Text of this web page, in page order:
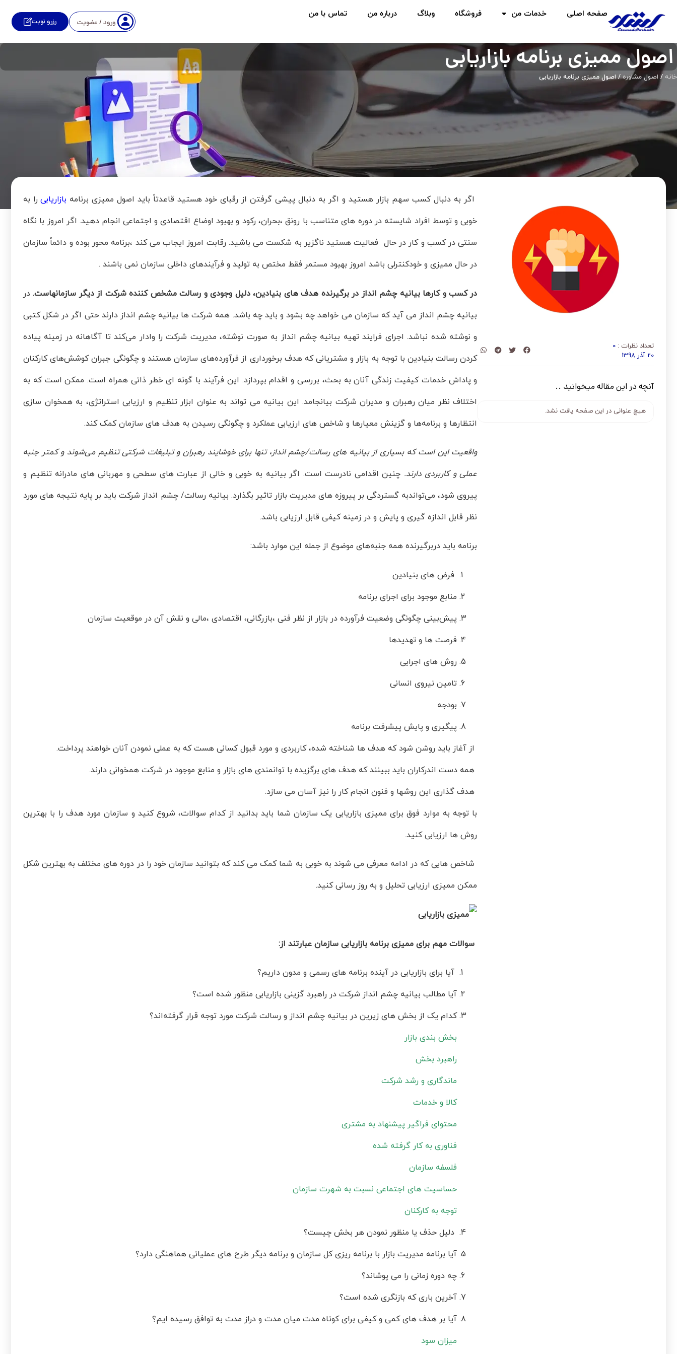
صفحه اصلی خدمات من فروشگاه وبلاگ درباره من تماس با من
ورود / عضویت رزرو نوبت
اصول ممیزی برنامه بازاریابی
خانه / اصول مشاوره/ اصول ممیزی برنامه بازاریابی
تعداد نظرات : 0
20 آذر 1398
آنچه در این مقاله میخوانید ..
هیچ عنوانی در این صفحه یافت نشد.
اگر به دنبال کسب سهم بازار هستید و اگر به دنبال پیشی گرفتن از رقبای خود هستید قاعدتاً باید اصول ممیزی برنامه بازاریابی را به
خوبی و توسط افراد شایسته در دوره های متناسب با رونق ،بحران، رکود و بهبود اوضاع اقتصادی و اجتماعی انجام دهید. اگر امروز با نگاه
سنتی در کسب و کار در حال فعالیت هستید ناگزیر به شکست می باشید. رقابت امروز ایجاب می کند ،برنامه محور بوده و دائماً سازمان
در حال ممیزی و خودکنترلی باشد امروز بهبود مستمر فقط مختص به تولید و فرآیندهای داخلی سازمان نمی باشند .
در کسب و کارها بیانیه چشم انداز در برگیرنده هدف های بنیادین، دلیل وجودی و رسالت مشخص کننده شرکت از دیگر سازمانهاست.در
بیانیه چشم انداز می آید که سازمان می خواهد چه بشود و باید چه باشد. همه شرکت ها بیانیه چشم انداز دارند حتی اگر در شکل کتبی
و نوشته شده نباشد. اجرای فرایند تهیه بیانیه چشم انداز به صورت نوشته، مدیریت شرکت را وادار می‌کند تا آگاهانه در زمینه پیاده
کردن رسالت بنیادین با توجه به بازار و مشتریانی که هدف برخورداری از فرآورده‌های سازمان هستند و چگونگی جبران کوشش‌های کارکنان
و پاداش خدمات کیفیت زندگی آنان به بحث، بررسی و اقدام بپردازد. این فرآیند با گونه‌ ای خطر ذاتی همراه است. ممکن است که به
اختلاف نظر میان رهبران و مدیران شرکت بیانجامد. این بیانیه می تواند به عنوان ابزار تنظیم و ارزیابی استراتژی، به همخوان سازی
انتظارها و برنامه‌ها و گزینش معیارها و شاخص های ارزیابی عملکرد و چگونگی رسیدن به هدف های سازمان کمک کند.
واقعیت این است که بسیاری از بیانیه های رسالت/چشم انداز، تنها برای خوشایند رهبران و تبلیغات شرکتی تنظیم می‌شوند و کمتر جنبه
عملی و کاربردی دارند. چنین اقدامی نادرست است. اگر بیانیه به خوبی و خالی از عبارت های سطحی و مهربانی های مادرانه تنظیم و
پیروی شود، می‌تواندبه گستردگی بر پیروزه های مدیریت بازار تاثیر بگذارد. بیانیه رسالت/ چشم انداز شرکت باید بر پایه نتیجه های مورد
نظر قابل اندازه گیری و پایش و در زمینه کیفی قابل ارزیابی باشد.
برنامه باید دربرگیرنده همه جنبه‌های موضوع از جمله این موارد باشد:
فرض های بنیادین
منابع موجود برای اجرای برنامه
پیش‌بینی چگونگی وضعیت فرآورده در بازار از نظر فنی ،بازرگانی، اقتصادی ،مالی و نقش آن در موقعیت سازمان
فرصت ها و تهدیدها
روش های اجرایی
تامین نیروی انسانی
بودجه
پیگیری و پایش پیشرفت برنامه
از آغاز باید روشن شود که هدف ها شناخته شده، کاربردی و مورد قبول کسانی هست که به عملی نمودن آنان خواهند پرداخت.
همه دست اندرکاران باید ببینند که هدف های برگزیده با توانمندی های بازار و منابع موجود در شرکت همخوانی دارند.
هدف گذاری این روشها و فنون انجام کار را نیز آسان می سازد.
با توجه به موارد فوق برای ممیزی بازاریابی یک سازمان شما باید بدانید از کدام سوالات، شروع کنید و سازمان مورد هدف را با بهترین
روش ها ارزیابی کنید.
شاخص هایی که در ادامه معرفی می شوند به خوبی به شما کمک می کند که بتوانید سازمان خود را در دوره های مختلف به بهترین شکل
ممکن ممیزی ارزیابی تحلیل و به روز رسانی کنید.
سوالات مهم برای ممیزی برنامه بازاریابی سازمان عبارتند از:
آیا برای بازاریابی در آینده برنامه های رسمی و مدون داریم؟
آیا مطالب بیانیه چشم انداز شرکت در راهبرد گزینی بازاریابی منظور شده است؟
کدام یک از بخش های زیرین در بیانیه چشم انداز و رسالت شرکت مورد توجه قرار گرفته‌اند؟
بخش بندی بازار
راهبرد بخش
ماندگاری و رشد شرکت
کالا و خدمات
محتوای فراگیر پیشنهاد به مشتری
فناوری به کار گرفته شده
فلسفه سازمان
حساسیت های اجتماعی نسبت به شهرت سازمان
توجه به کارکنان
دلیل حذف یا منظور نمودن هر بخش چیست؟
آیا برنامه مدیریت بازار با برنامه ریزی کل سازمان و برنامه دیگر طرح های عملیاتی هماهنگی دارد؟
چه دوره زمانی را می پوشاند؟
آخرین باری که بازنگری شده است؟
آیا بر هدف های کمی و کیفی برای کوتاه مدت میان مدت و دراز مدت به توافق رسیده ایم؟
میزان سود